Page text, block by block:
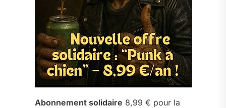
Abonnement solidaire 8,99 € pour la